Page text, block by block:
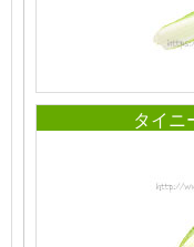
タイニ